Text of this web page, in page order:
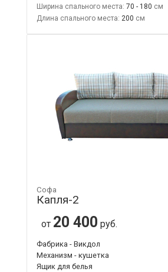
Ширина спального места: 70 - 180
Длина спального места: 200
Софа
Капля-2
от 20 400 руб.
Фабрика - Викдол
Механизм - кушетка
Ящик для белья